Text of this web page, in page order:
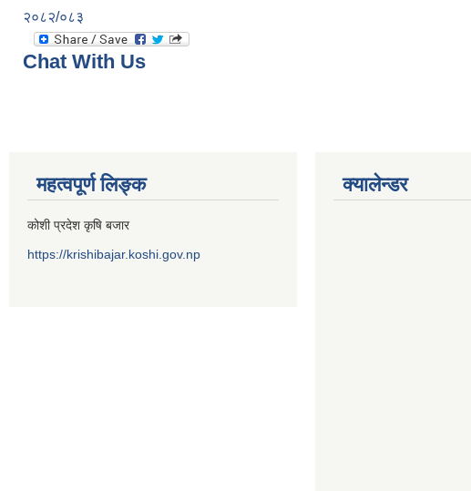
२०८२/०८३
Chat With Us
महत्वपूर्ण लिङ्क
कोशी प्रदेश कृषि बजार
https://krishibajar.koshi.gov.np
क्यालेन्डर